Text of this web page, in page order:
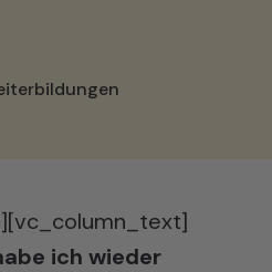
ich wieder